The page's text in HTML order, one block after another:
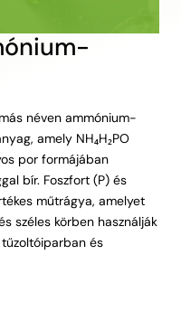
néven ammónium-
amely NH₄H₂PO
por formájában
bír. Foszfort (P) és
műtrágya, amelyet
széles körben használják
és